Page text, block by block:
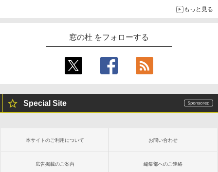
もっと見る
窓の杜 をフォローする
Special Site
本サイトのご利用について お問い合わせ
広告掲載のご案内 編集部へのご連絡